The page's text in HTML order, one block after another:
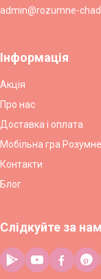
admin@rozumne-
Інформація
Акція
Про нас
Доставка і оплата
Мобільна гра
Контакти
Блог
Слідкуйте за